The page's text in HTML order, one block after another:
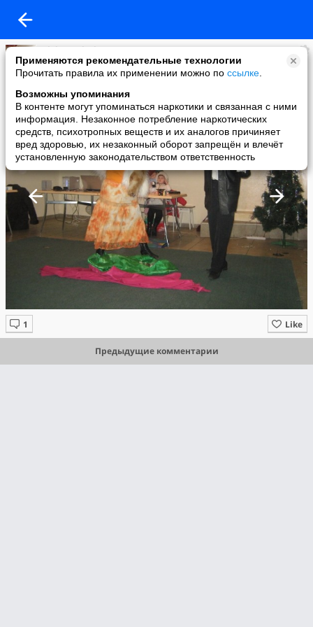
Применяются рекомендательные технологии
Прочитать правила их применении можно по ссылке
Возможны упоминания
В контенте могут упоминаться наркотики и связанная с ними
информация. Незаконное потребление наркотических
средств, психотропных веществ и их аналогов причиняет
вред здоровью, их незаконный оборот запрещён и влечёт
установленную законодательством ответственность
Aleksey Pleskov
added a photo
24 Dec в 14:28
Like
Предыдущие комментарии